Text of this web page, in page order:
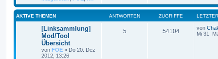
AKTIVE THEMEN ANTWORTEN ZUGRIFFE
[Linksammlung]
Mod/Tool
Übersicht
von FOE » Do 20. Dez
2012, 13:26
5 54104 von
Mi 31.